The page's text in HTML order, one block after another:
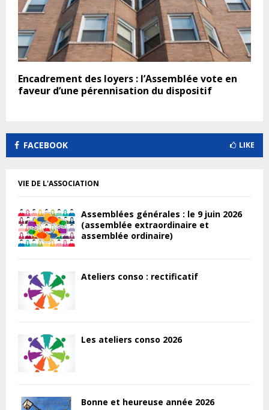
Encadrement des loyers : l’Assemblée vote en
faveur d’une pérennisation du dispositif
FACEBOOK LIKE
VIE DE L'ASSOCIATION
Assemblées générales : le 9 juin 2026
(assemblée extraordinaire et
assemblée ordinaire)
Ateliers conso : rectificatif
Les ateliers conso 2026
Bonne et heureuse année 2026